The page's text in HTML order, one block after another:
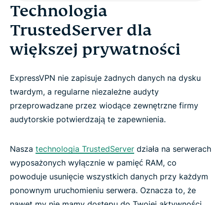
Technologia
TrustedServer dla
większej prywatności
ExpressVPN nie zapisuje żadnych danych na dysku
twardym, a regularne niezależne audyty
przeprowadzane przez wiodące zewnętrzne firmy
audytorskie potwierdzają te zapewnienia.
Nasza technologia TrustedServer działa na serwerach
wyposażonych wyłącznie w pamięć RAM, co
powoduje usunięcie wszystkich danych przy każdym
ponownym uruchomieniu serwera. Oznacza to, że